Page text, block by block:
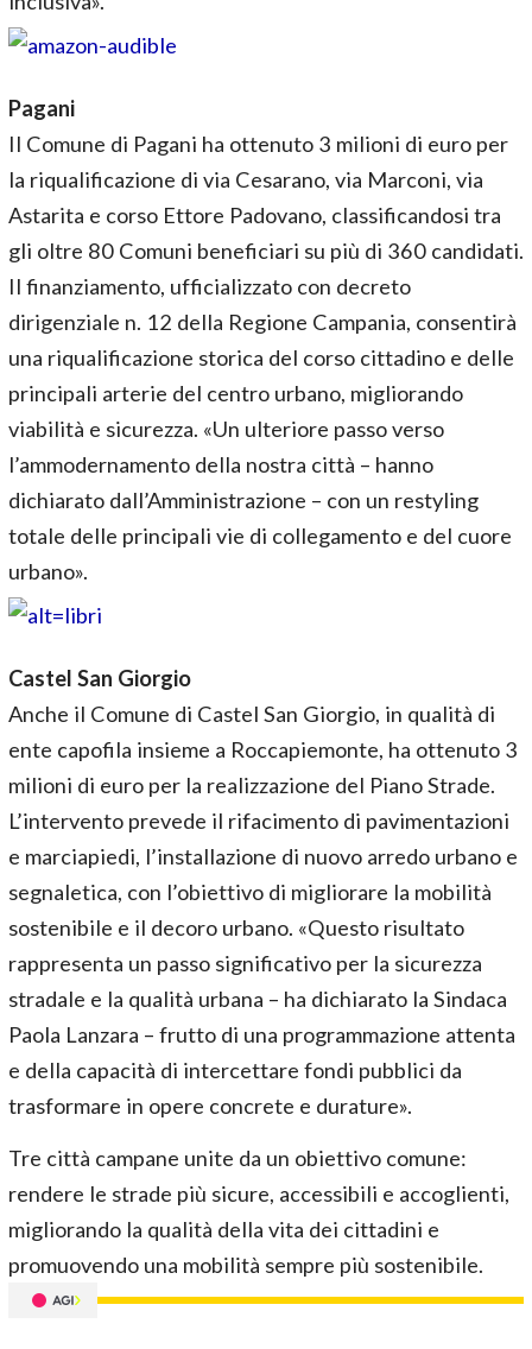
Pagani
Il Comune di Pagani ha ottenuto 3 milioni di euro per
la riqualificazione di via Cesarano, via Marconi, via
Astarita e corso Ettore Padovano, classificandosi tra
gli oltre 80 Comuni beneficiari su più di 360 candidati.
Il finanziamento, ufficializzato con decreto
dirigenziale n. 12 della Regione Campania, consentirà
una riqualificazione storica del corso cittadino e delle
principali arterie del centro urbano, migliorando
viabilità e sicurezza. «Un ulteriore passo verso
l’ammodernamento della nostra città – hanno
dichiarato dall’Amministrazione – con un restyling
totale delle principali vie di collegamento e del cuore
urbano».
Castel San Giorgio
Anche il Comune di Castel San Giorgio, in qualità di
ente capofila insieme a Roccapiemonte, ha ottenuto 3
milioni di euro per la realizzazione del Piano Strade.
L’intervento prevede il rifacimento di pavimentazioni
e marciapiedi, l’installazione di nuovo arredo urbano e
segnaletica, con l’obiettivo di migliorare la mobilità
sostenibile e il decoro urbano. «Questo risultato
rappresenta un passo significativo per la sicurezza
stradale e la qualità urbana – ha dichiarato la Sindaca
Paola Lanzara – frutto di una programmazione attenta
e della capacità di intercettare fondi pubblici da
trasformare in opere concrete e durature».
Tre città campane unite da un obiettivo comune:
rendere le strade più sicure, accessibili e accoglienti,
migliorando la qualità della vita dei cittadini e
promuovendo una mobilità sempre più sostenibile.